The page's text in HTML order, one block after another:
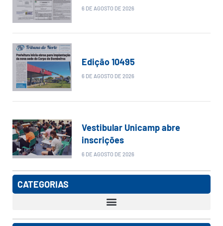
6 DE AGOSTO DE 2026
Edição 10495
6 DE AGOSTO DE 2026
Vestibular Unicamp abre
inscrições
6 DE AGOSTO DE 2026
CATEGORIAS